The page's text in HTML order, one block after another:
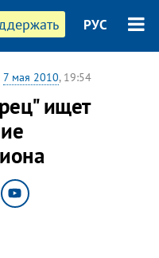
РУС
7 мая 2010, 19:54
ищет